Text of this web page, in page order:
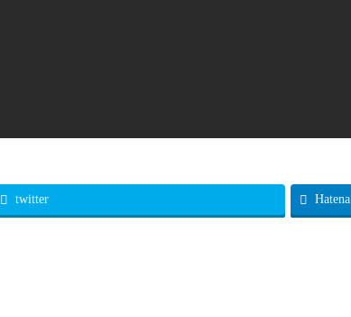
twitter Hatena